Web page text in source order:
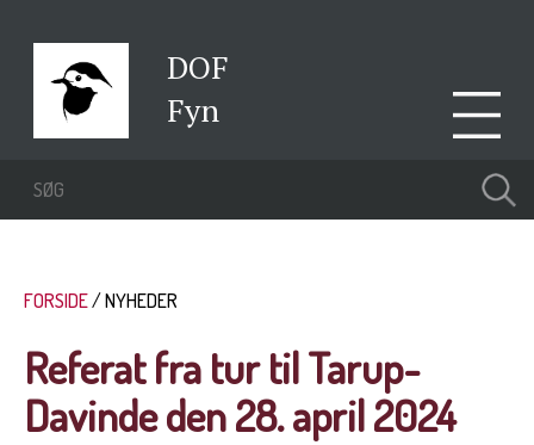
DOF
Fyn
FORSIDE NYHEDER
Referat fra tur til Tarup-
Davinde den 28. april 2024